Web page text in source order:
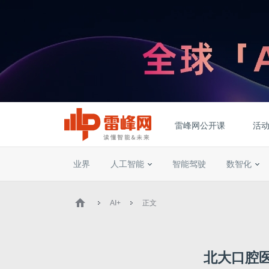
雷峰网公开课 活
业界 人工智能 智能驾驶 数智化
AI+ 正文
北大口腔